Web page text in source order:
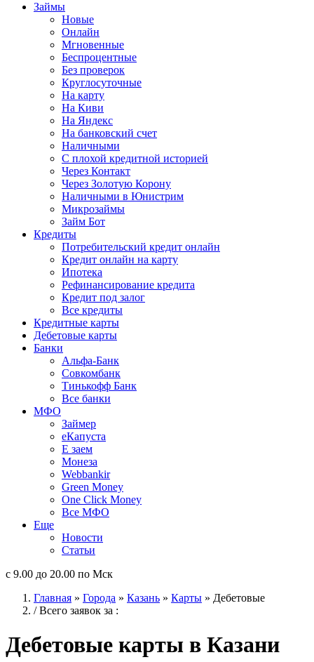
Займы
Новые
Онлайн
Мгновенные
Беспроцентные
Без проверок
Круглосуточные
На карту
На Киви
На Яндекс
На банковский счет
Наличными
С плохой кредитной историей
Через Контакт
Через Золотую Корону
Наличными в Юнистрим
Микрозаймы
Займ Бот
Кредиты
Потребительский кредит онлайн
Кредит онлайн на карту
Ипотека
Рефинансирование кредита
Кредит под залог
Все кредиты
Кредитные карты
Дебетовые карты
Банки
Альфа-Банк
Совкомбанк
Тинькофф Банк
Все банки
МФО
Займер
еКапуста
Е заем
Монеза
Webbankir
Green Money
One Click Money
Все МФО
Еще
Новости
Статьи
с 9.00 до 20.00 по Мск
Главная » Города » Казань » Карты » Дебетовые
/ Всего заявок за :
Дебетовые карты в Казани